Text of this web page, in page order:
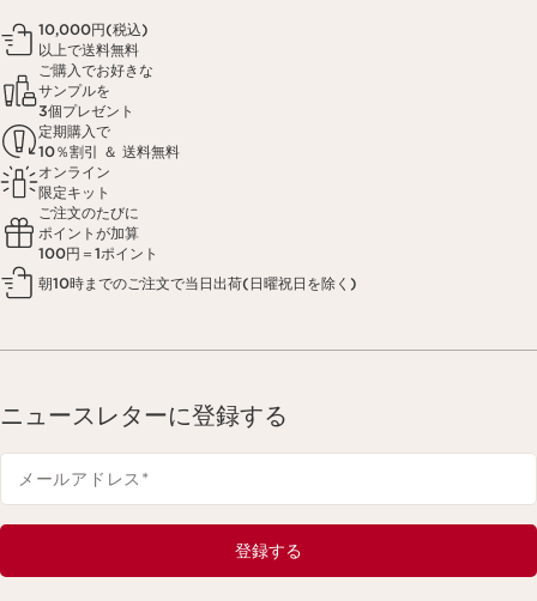
10,000円(税込)
以上で送料無料
ご購入でお好きな
サンプルを
3個プレゼント
定期購入で
10％割引 ＆ 送料無料
オンライン
限定キット
ご注文のたびに
ポイントが加算
100円＝1ポイント
朝10時までのご注文で当日出荷(日曜祝日を除く)
ニュースレターに登録する
メールアドレス *
登録する